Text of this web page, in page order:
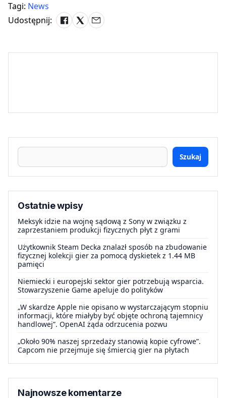
Tagi: News
Udostępnij:
Szukaj
Ostatnie wpisy
Meksyk idzie na wojnę sądową z Sony w związku z
zaprzestaniem produkcji fizycznych płyt z grami
Użytkownik Steam Decka znalazł sposób na zbudowanie
fizycznej kolekcji gier za pomocą dyskietek z 1.44 MB
pamięci
Niemiecki i europejski sektor gier potrzebują wsparcia.
Stowarzyszenie Game apeluje do polityków
„W skardze Apple nie opisano w wystarczającym stopniu
informacji, które miałyby być objęte ochroną tajemnicy
handlowej”. OpenAI żąda odrzucenia pozwu
„Około 90% naszej sprzedaży stanowią kopie cyfrowe”.
Capcom nie przejmuje się śmiercią gier na płytach
Najnowsze komentarze